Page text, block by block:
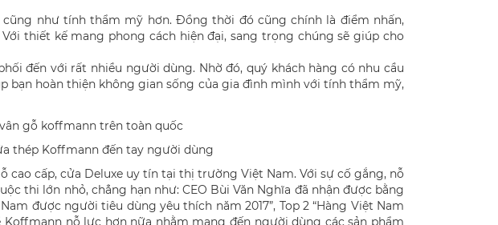
như tính thẩm mỹ hơn. Đồng thời đó cũng chính là điểm nhấn,
thiết kế mang phong cách hiện đại, sang trọng chúng sẽ giúp cho
đến với rất nhiều người dùng. Nhờ đó, quý khách hàng có nhu cầu
bạn hoàn thiện không gian sống của gia đình mình với tính thẩm mỹ,
thép Koffmann đến tay người dùng
cao cấp, cửa Deluxe uy tín tại thị trường Việt Nam. Với sự cố gắng, nỗ
thi lớn nhỏ, chẳng hạn như: CEO Bùi Văn Nghĩa đã nhận được bằng
được người tiêu dùng yêu thích năm 2017”, Top 2 “Hàng Việt Nam
nỗ lực hơn nữa nhằm mang đến người dùng các sản phẩm